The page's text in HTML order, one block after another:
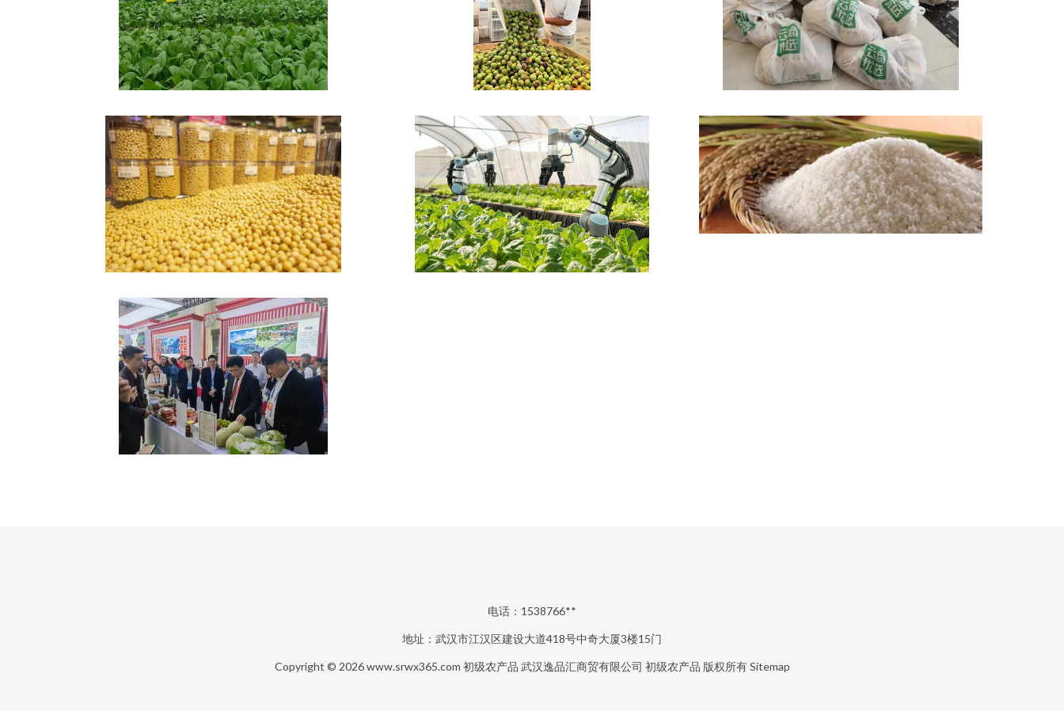
电话：1538766**
地址：武汉市江汉区建设大道418号中奇大厦3楼15门
Copyright © 2026www.srwx365.com 初级农产品 武汉逸品汇商贸有限公司 初级农产品 版权所有Sitemap